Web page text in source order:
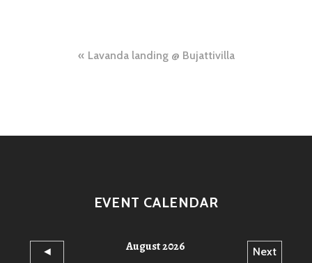
Beitragsnavigation
Lavanda landing @ Bujattivilla
EVENT CALENDAR
◄
August 2026
Next